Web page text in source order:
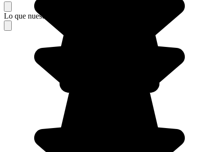
Lo que nuestros viajeros piensan de su estancia